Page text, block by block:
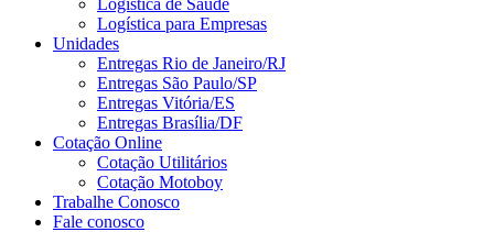
Logística para Empresas
Unidades
Entregas Rio de Janeiro/RJ
Entregas São Paulo/SP
Entregas Vitória/ES
Entregas Brasília/DF
Cotação Online
Cotação Utilitários
Cotação Motoboy
Trabalhe Conosco
Fale conosco